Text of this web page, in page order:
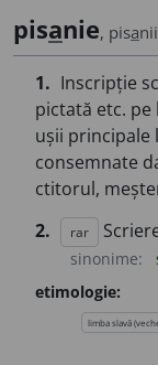
pisanie, pisanii
1. Inscripție
pictată etc.
ușii principale
consemnate
ctitorul,
2.
rar
sinonime:
etimologie:
limba slavă